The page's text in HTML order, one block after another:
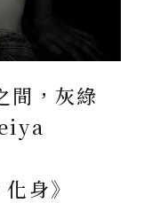
間，灰綠
身》